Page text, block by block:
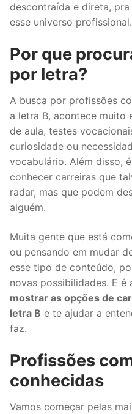
descontraída e direta,
esse universo profissional.
Por que
por letra?
A busca por profissões
a letra B, acontece muito
de aula, testes
curiosidade ou
vocabulário. Além disso,
conhecer carreiras que
radar, mas que podem
alguém.
Muita gente que está
ou pensando em mudar
esse tipo de conteúdo,
novas possibilidades. E é
mostrar as opções de
letra B e te ajudar a
faz.
Profissões
conhecidas
Vamos começar pelas